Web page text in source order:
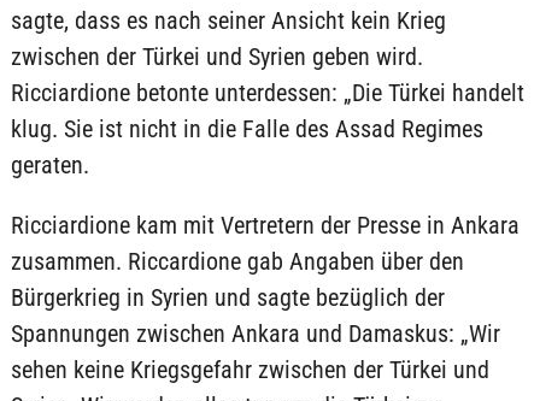
sagte, dass es nach seiner Ansicht kein Krieg
zwischen der Türkei und Syrien geben wird.
Ricciardione betonte unterdessen: „Die Türkei handelt
klug. Sie ist nicht in die Falle des Assad Regimes
geraten.
Ricciardione kam mit Vertretern der Presse in Ankara
zusammen. Riccardione gab Angaben über den
Bürgerkrieg in Syrien und sagte bezüglich der
Spannungen zwischen Ankara und Damaskus: „Wir
sehen keine Kriegsgefahr zwischen der Türkei und